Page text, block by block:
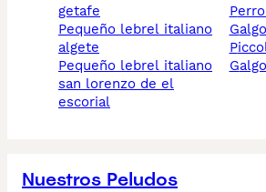
getafe
pequeño lebrel italiano
algete
pequeño lebrel italiano
san lorenzo de el
escorial
Nuestros Peludos